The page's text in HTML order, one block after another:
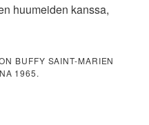
huumeiden kanssa,
BUFFY SAINT-MARIEN
1965.